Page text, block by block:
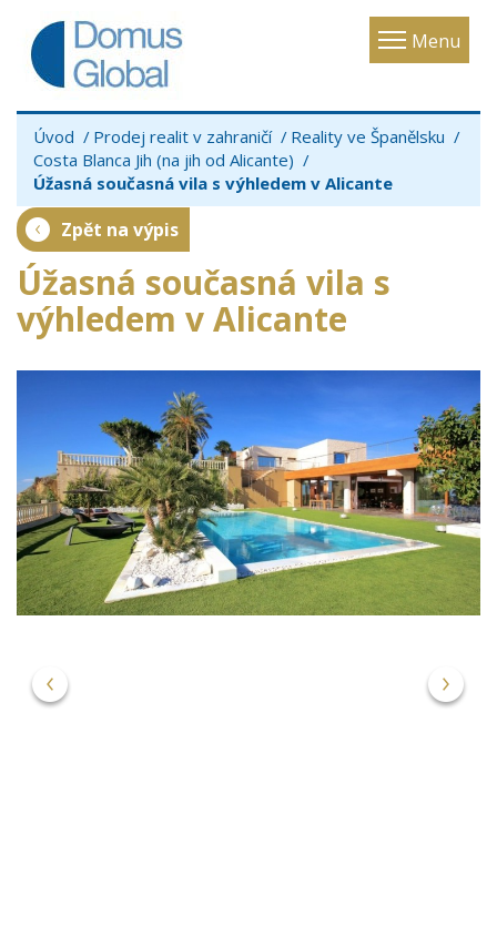
Menu
Toggle
Úvod Prodej realit v zahraničí
Reality ve Španělsku
Costa Blanca Jih (na jih od Alicante)
Úžasná současná vila s výhledem v Alicante
Zpět na výpis
Úžasná současná vila s
výhledem v Alicante